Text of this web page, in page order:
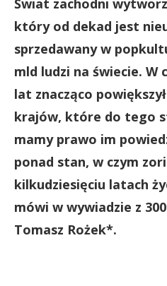
Świat zachodni
który od dekad jest
sprzedawany w
mld ludzi na świecie. W
lat znacząco
krajów, które do tego
mamy prawo im
ponad stan, w czym
kilkudziesięciu latach
mówi w wywiadzie z
Tomasz Rożek*.